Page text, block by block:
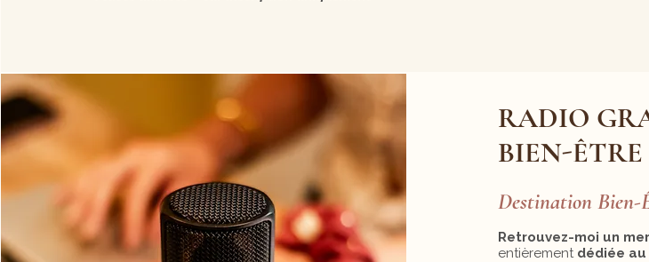
RADIO
BIEN-ÊTRE
Destination Bien-
Retrouvez-moi un
entièrement dédiée